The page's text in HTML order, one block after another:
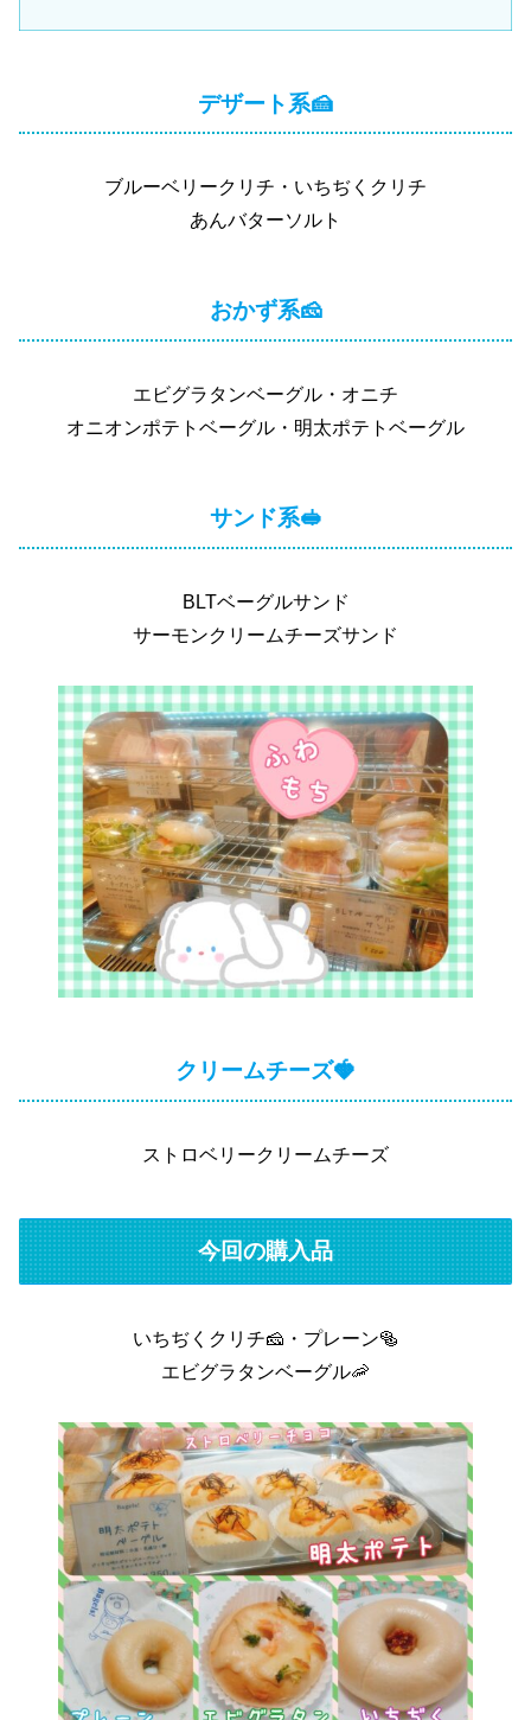
デザート系🍰
ブルーベリークリチ・いちぢくクリチ
あんバターソルト
おかず系🧀
エビグラタンベーグル・オニチ
オニオンポテトベーグル・明太ポテトベーグル
サンド系🥪
BLTベーグルサンド
サーモンクリームチーズサンド
クリームチーズ🍓
ストロベリークリームチーズ
今回の購入品
いちぢくクリチ🧀・プレーン🥯
エビグラタンベーグル🦐